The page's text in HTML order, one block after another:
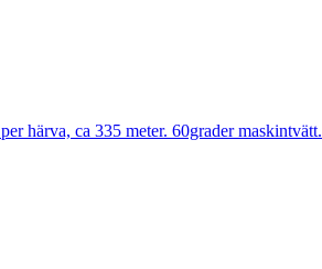
härva, ca 335 meter. 60grader maskintvätt.